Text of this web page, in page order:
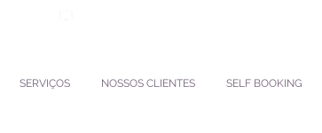
SERVIÇOS NOSSOS CLIENTES SELF BOOKING